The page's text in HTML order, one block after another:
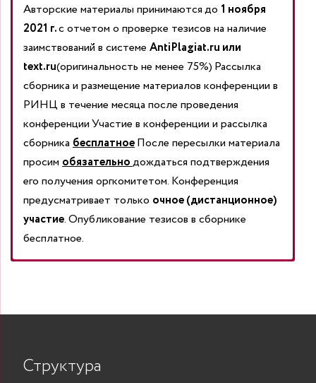
Авторские материалы принимаютсядо 1 ноября
2021 г.с отчетом о проверке тезисов на наличие
заимствований в системе AntiPlagiat.ru или
tеxt.ru(оригинальность не менее 75%) Рассылка
сборника и размещение ма­териалов конференции в
РИНЦ в течение месяца после проведения
конференцииУчастие в конференции и рассылка
сборника бес­платноеПосле пересылки материала
просим обязательнодождаться подтверждения
его получения оргкомитетом. Конференция
предусматривает только очное (дистанционное)
участие. Опубликование тезисов в сборнике
бесплатное.
см., правое – 2 см.
mail:buhkonferen
Структура